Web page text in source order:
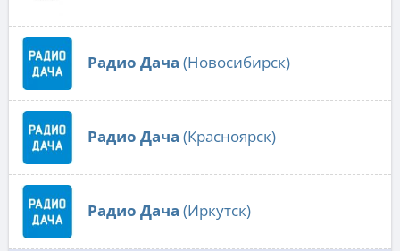
Радио Дача (Новосибирск)
Радио Дача (Красноярск)
Радио Дача (Иркутск)